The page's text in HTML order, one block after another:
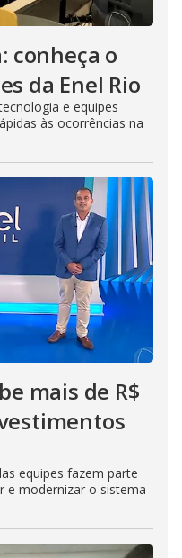
conheça o
da Enel Rio
e equipes
às ocorrências na
mais de R$
equipes fazem parte
e modernizar o sistema